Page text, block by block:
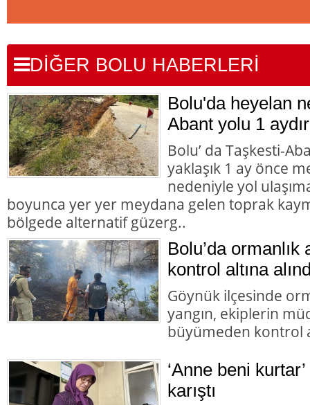
DİĞER BOLU HABERLERİ
Bolu'da heyelan
Abant yolu 1
Bolu’ da Taşkesti-
yaklaşık 1 ay önce
nedeniyle yol
boyunca yer yer meydana gelen toprak
bölgede alternatif güzerg..
Bolu’da ormanlık
kontrol altına
Göynük ilçesinde
yangın, ekiplerin
büyümeden kontrol
‘Anne beni
karıştı